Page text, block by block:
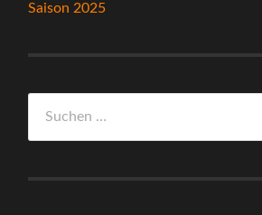
Saison 2025
nach: